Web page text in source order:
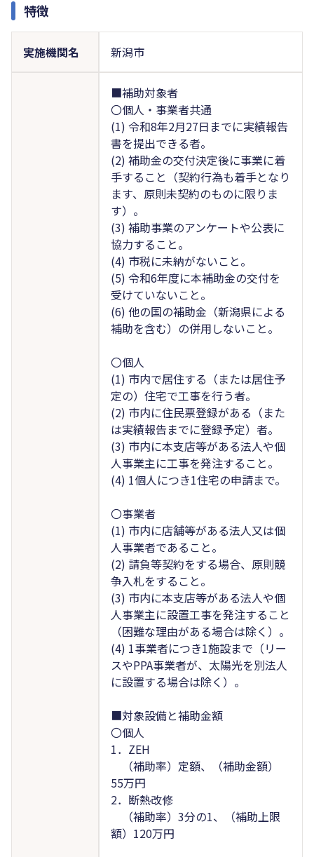
特徴
実施機関名 新潟市
■補助対象者
〇個人・事業者共通
(1) 令和8年2月27日までに実績報告
書を提出できる者。
(2) 補助金の交付決定後に事業に着
手すること（契約行為も着手となり
ます、原則未契約のものに限りま
す）。
(3) 補助事業のアンケートや公表に
協力すること。
(4) 市税に未納がないこと。
(5) 令和6年度に本補助金の交付を
受けていないこと。
(6) 他の国の補助金（新潟県による
補助を含む）の併用しないこと。
〇個人
(1) 市内で居住する（または居住予
定の）住宅で工事を行う者。
(2) 市内に住民票登録がある（また
は実績報告までに登録予定）者。
(3) 市内に本支店等がある法人や個
人事業主に工事を発注すること。
(4) 1個人につき1住宅の申請まで。
〇事業者
(1) 市内に店舗等がある法人又は個
人事業者であること。
(2) 請負等契約をする場合、原則競
争入札をすること。
(3) 市内に本支店等がある法人や個
人事業主に設置工事を発注すること
（困難な理由がある場合は除く）。
(4) 1事業者につき1施設まで（リー
スやPPA事業者が、太陽光を別法人
に設置する場合は除く）。
■対象設備と補助金額
〇個人
1．ZEH
（補助率）定額、（補助金額）
55万円
2．断熱改修
（補助率）3分の1、（補助上限
額）120万円